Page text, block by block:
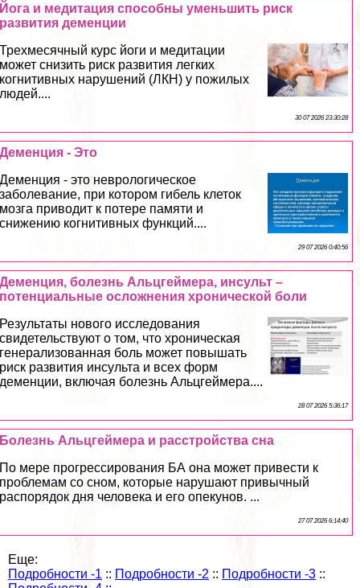
Йога и медитация способны уменьшить риск
развития деменции
Трехмecячный курс йоги и медитации
может снизить риск развития легких
когнитивных нарушений (ЛКН) у пожилых
людей....
30 07 2026 23:30:28
Деменция - Это
Деменция - это неврологическое
заболевание, при котором гибель клеток
мозга приводит к потере памяти и
снижению когнитивных функций....
29 07 2026 0:40:56
Деменция, болезнь Альцгeймера, инсульт –
потенциальные осложнения хронической боли
Результаты нового исследования
свидетельствуют о том, что хроническая
генерализованная боль может повышать
риск развития инсульта и всех форм
деменции, включая болезнь Альцгeймера....
28 07 2026 5:36:17
Болезнь Альцгeймера и расстройства сна
По мере прогрессирования БА она может привести к
проблемам со сном, которые нарушают привычный
распорядок дня человека и его опекунов. ...
27 07 2026 6:14:40
Еще:
Подробности -1 :: Подробности -2 :: Подробности -3 ::